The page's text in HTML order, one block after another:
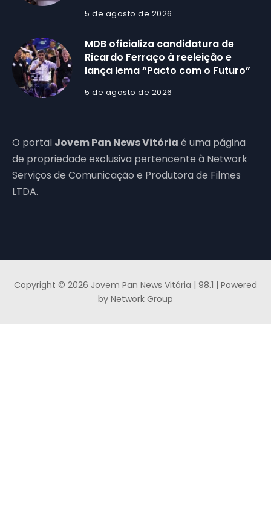
5 de agosto de 2026
MDB oficializa candidatura de
Ricardo Ferraço à reeleição e
lança lema “Pacto com o Futuro”
5 de agosto de 2026
O portal Jovem Pan News Vitória é uma página
de propriedade exclusiva pertencente à Network
Serviços de Comunicação e Produtora de Filmes
LTDA.
Copyright © 2026 Jovem Pan News Vitória | 98.1 | Powered
by Network Group